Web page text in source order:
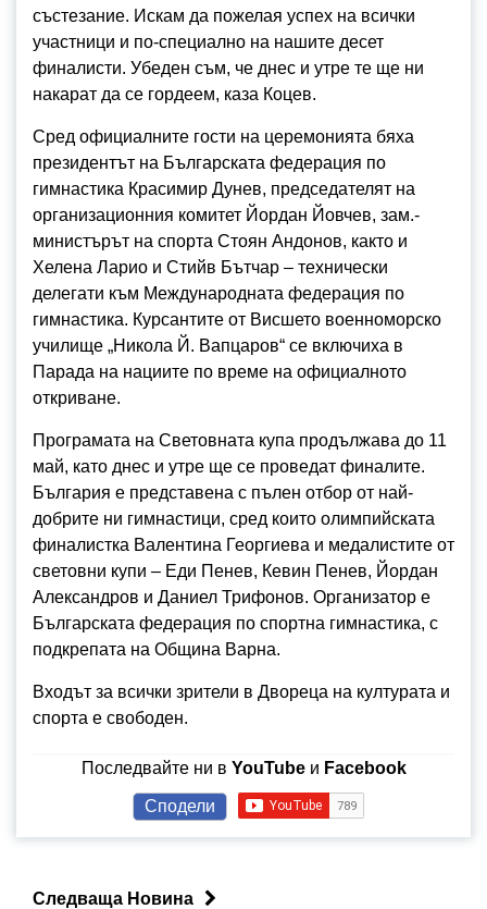
състезание. Искам да пожелая успех на всички
участници и по-специално на нашите десет
финалисти. Убеден съм, че днес и утре те ще ни
накарат да се гордеем, каза Коцев.
Сред официалните гости на церемонията бяха
президентът на Българската федерация по
гимнастика Красимир Дунев, председателят на
организационния комитет Йордан Йовчев, зам.-
министърът на спорта Стоян Андонов, както и
Хелена Ларио и Стийв Бътчар – технически
делегати към Международната федерация по
гимнастика. Курсантите от Висшето военноморско
училище „Никола Й. Вапцаров“ се включиха в
Парада на нациите по време на официалното
откриване.
Програмата на Световната купа продължава до 11
май, като днес и утре ще се проведат финалите.
България е представена с пълен отбор от най-
добрите ни гимнастици, сред които олимпийската
финалистка Валентина Георгиева и медалистите от
световни купи – Еди Пенев, Кевин Пенев, Йордан
Александров и Даниел Трифонов. Организатор е
Българската федерация по спортна гимнастика, с
подкрепата на Община Варна.
Входът за всички зрители в Двореца на културата и
спорта е свободен.
Последвайте ни в YouTubeи Facebook
Сподели
Следваща Новина